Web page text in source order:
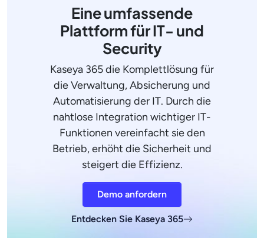
Eine umfassende
Plattform für IT- und
Security
Kaseya 365 die Komplettlösung für
die Verwaltung, Absicherung und
Automatisierung der IT. Durch die
nahtlose Integration wichtiger IT-
Funktionen vereinfacht sie den
Betrieb, erhöht die Sicherheit und
steigert die Effizienz.
Demo anfordern
Entdecken Sie Kaseya 365